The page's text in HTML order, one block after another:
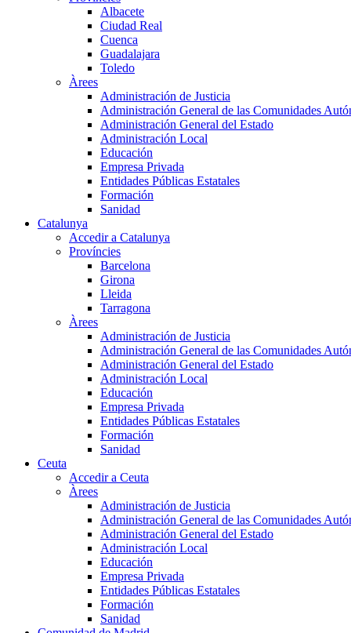
Albacete
Ciudad Real
Cuenca
Guadalajara
Toledo
Àrees
Administración de Justicia
Administración General de las Comunidades
Administración General del Estado
Administración Local
Educación
Empresa Privada
Entidades Públicas Estatales
Formación
Sanidad
Catalunya
Accedir a Catalunya
Províncies
Barcelona
Girona
Lleida
Tarragona
Àrees
Administración de Justicia
Administración General de las Comunidades
Administración General del Estado
Administración Local
Educación
Empresa Privada
Entidades Públicas Estatales
Formación
Sanidad
Ceuta
Accedir a Ceuta
Àrees
Administración de Justicia
Administración General de las Comunidades
Administración General del Estado
Administración Local
Educación
Empresa Privada
Entidades Públicas Estatales
Formación
Sanidad